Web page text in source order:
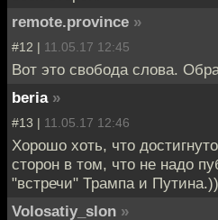
remote.province »
#12 | 11.05.17 12:45
Вот это свобода слова.
beria »
#13 | 11.05.17 12:46
Хорошо хоть, что
сторон в том, что не надо
"встречи" Трампа и
Volosatiy_slon »